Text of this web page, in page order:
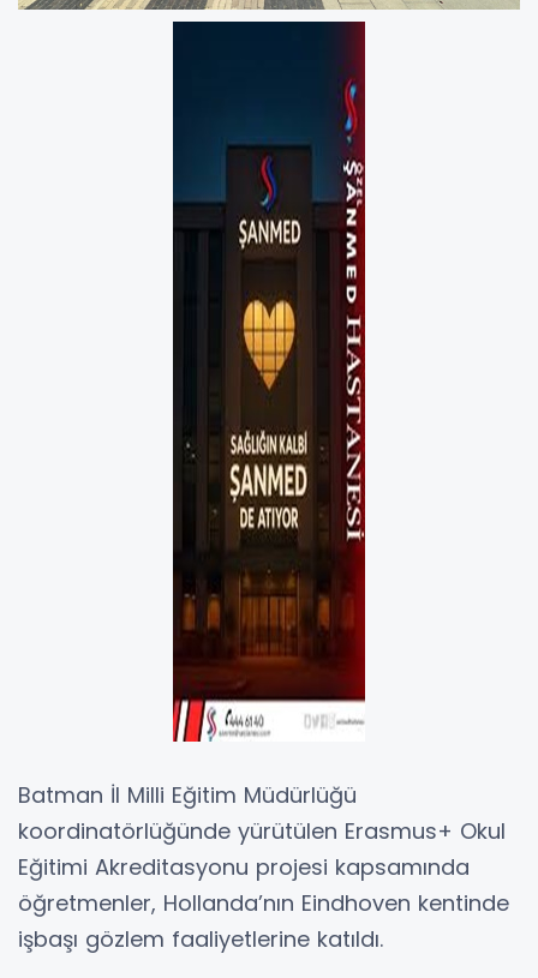
Batman İl Milli Eğitim Müdürlüğü
koordinatörlüğünde yürütülen Erasmus+ Okul
Eğitimi Akreditasyonu projesi kapsamında
öğretmenler, Hollanda’nın Eindhoven kentinde
işbaşı gözlem faaliyetlerine katıldı.